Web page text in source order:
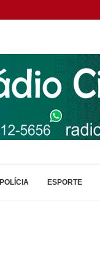
POLÍCIA ESPORTE